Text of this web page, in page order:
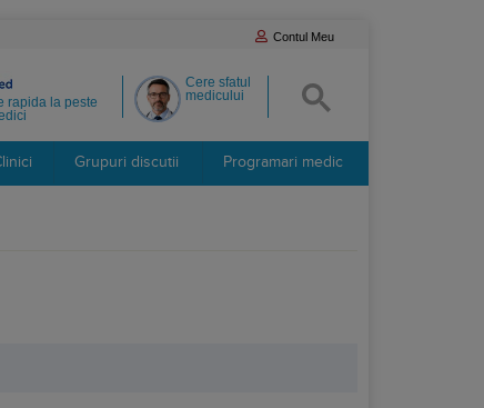
Contul Meu
Cere sfatul
medicului
rapida la peste
Grupuri discutii Programari medic